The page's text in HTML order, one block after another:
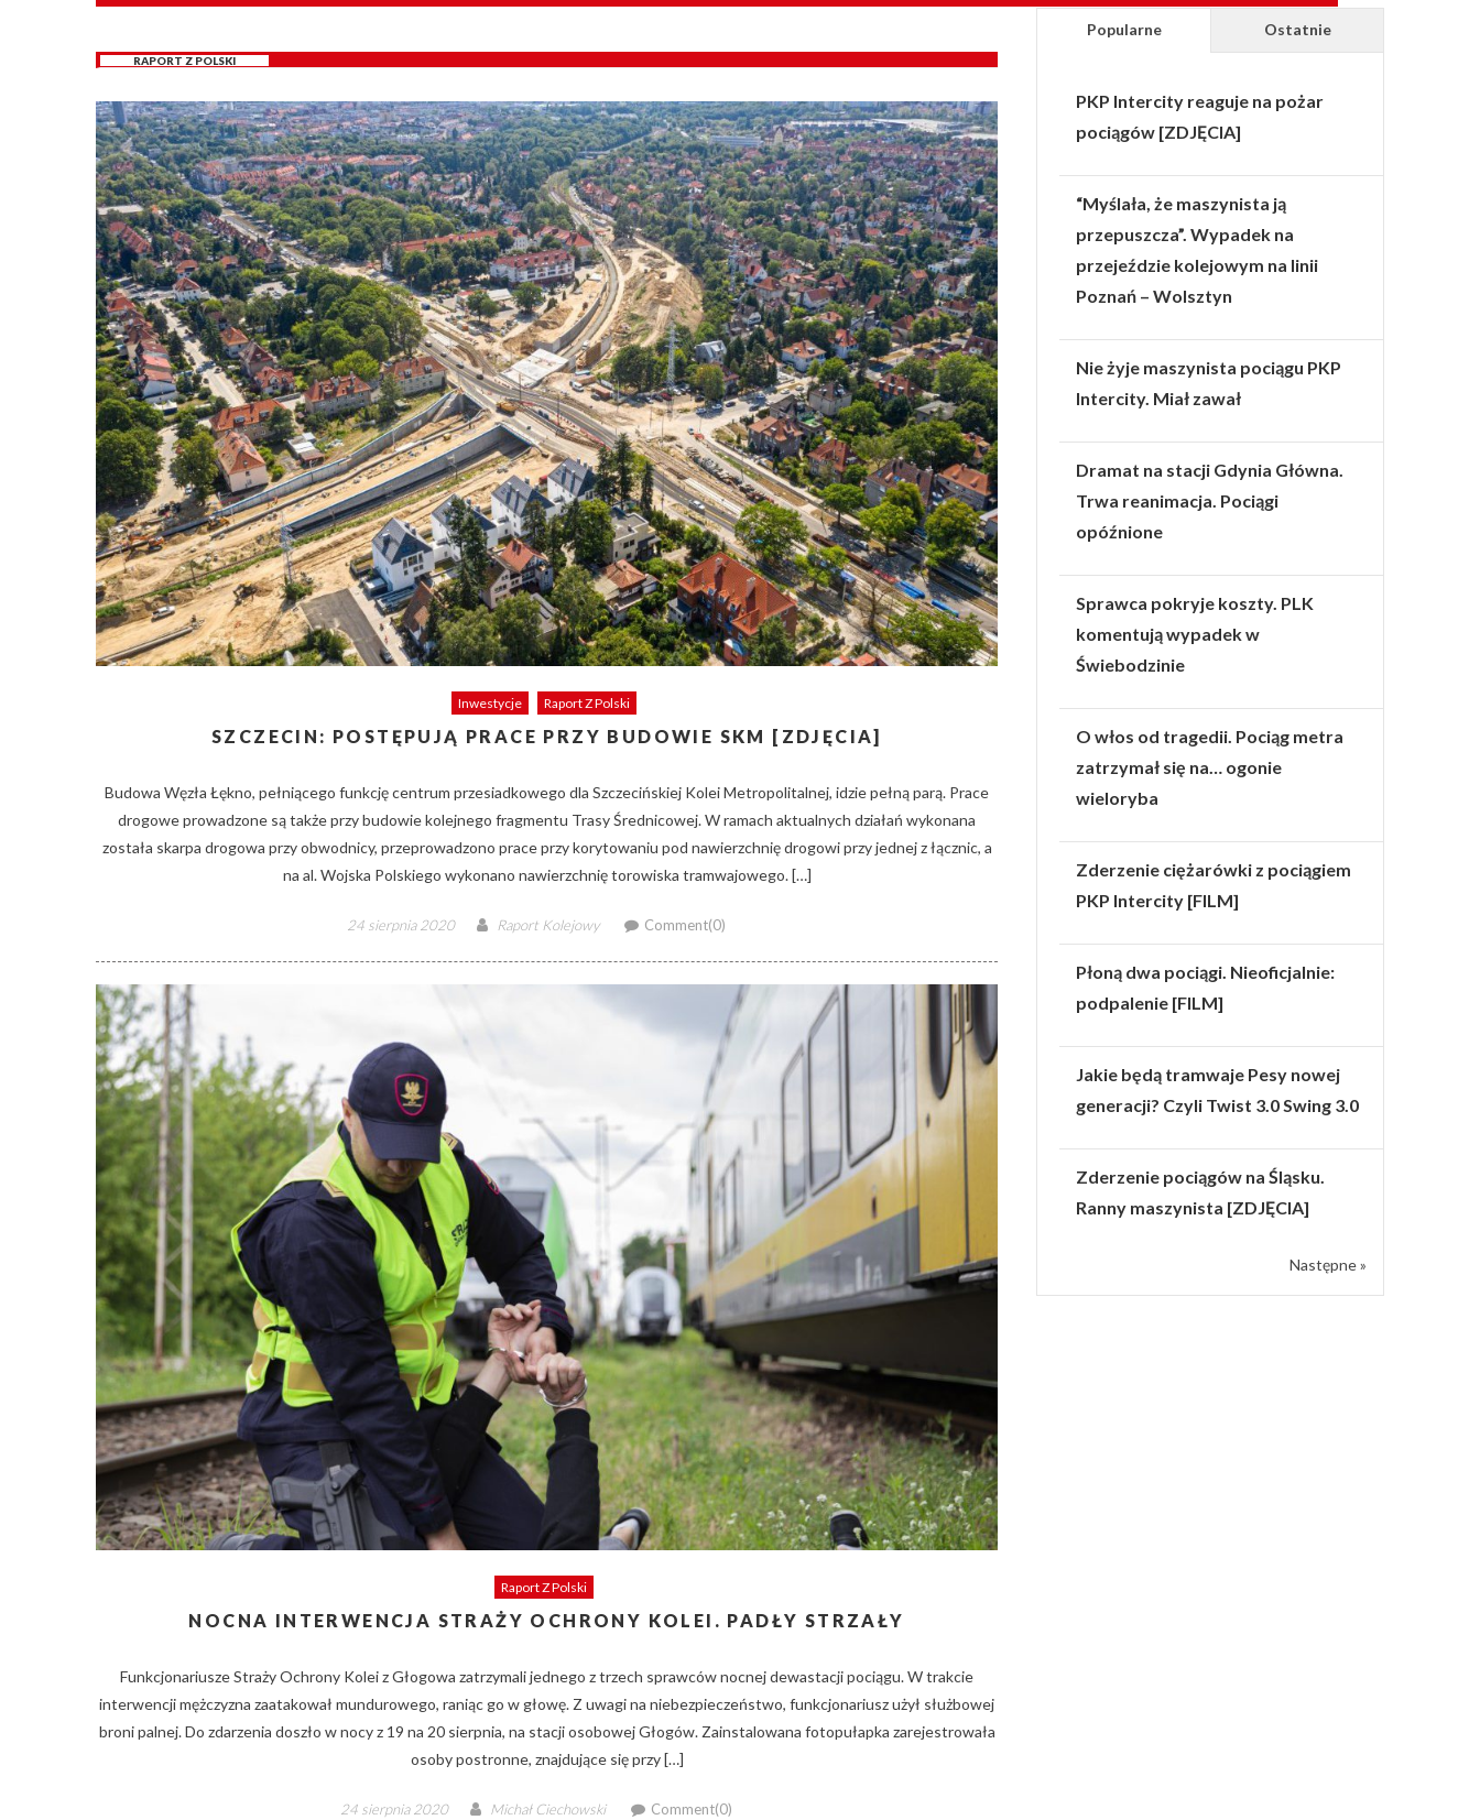
RAPORT Z POLSKI
Inwestycje Raport Z Polski
SZCZECIN: POSTĘPUJĄ PRACE PRZY BUDOWIE SKM [ZDJĘCIA]
Budowa Węzła Łękno, pełniącego funkcję centrum przesiadkowego dla Szczecińskiej Kolei Metropolitalnej, idzie pełną parą. Prace
drogowe prowadzone są także przy budowie kolejnego fragmentu Trasy Średnicowej. W ramach aktualnych działań wykonana
została skarpa drogowa przy obwodnicy, przeprowadzono prace przy korytowaniu pod nawierzchnię drogowi przy jednej z łącznic, a
na al. Wojska Polskiego wykonano nawierzchnię torowiska tramwajowego. […]
Posted
24 sierpnia 2020 Author
Raport Kolejowy Comment(0)
Raport Z Polski
NOCNA INTERWENCJA STRAŻY OCHRONY KOLEI. PADŁY STRZAŁY
Funkcjonariusze Straży Ochrony Kolei z Głogowa zatrzymali jednego z trzech sprawców nocnej dewastacji pociągu. W trakcie
interwencji mężczyzna zaatakował mundurowego, raniąc go w głowę. Z uwagi na niebezpieczeństwo, funkcjonariusz użył służbowej
broni palnej. Do zdarzenia doszło w nocy z 19 na 20 sierpnia, na stacji osobowej Głogów. Zainstalowana fotopułapka zarejestrowała
osoby postronne, znajdujące się przy […]
Posted
24 sierpnia 2020 Author
Michał Ciechowski Comment(0)
Popularne Ostatnie
PKP Intercity reaguje na pożar
pociągów [ZDJĘCIA]
“Myślała, że maszynista ją
przepuszcza”. Wypadek na
przejeździe kolejowym na linii
Poznań – Wolsztyn
Nie żyje maszynista pociągu PKP
Intercity. Miał zawał
Dramat na stacji Gdynia Główna.
Trwa reanimacja. Pociągi
opóźnione
Sprawca pokryje koszty. PLK
komentują wypadek w
Świebodzinie
O włos od tragedii. Pociąg metra
zatrzymał się na… ogonie
wieloryba
Zderzenie ciężarówki z pociągiem
PKP Intercity [FILM]
Płoną dwa pociągi. Nieoficjalnie:
podpalenie [FILM]
Jakie będą tramwaje Pesy nowej
generacji? Czyli Twist 3.0 Swing 3.0
Zderzenie pociągów na Śląsku.
Ranny maszynista [ZDJĘCIA]
Następne »